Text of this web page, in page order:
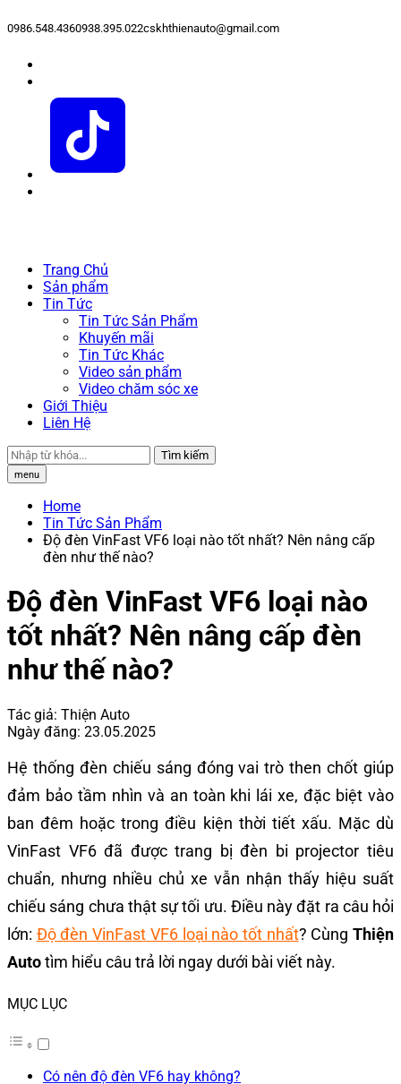
0986.548.4360938.395.022cskhthienauto@gmail.com
Trang Chủ
Sản phẩm
Tin Tức
Tin Tức Sản Phẩm
Khuyến mãi
Tin Tức Khác
Video sản phẩm
Video chăm sóc xe
Giới Thiệu
Liên Hệ
Tìm kiếm
menu
Home
Tin Tức Sản Phẩm
Độ đèn VinFast VF6 loại nào tốt nhất? Nên nâng cấp
đèn như thế nào?
Độ đèn VinFast VF6 loại nào
tốt nhất? Nên nâng cấp đèn
như thế nào?
Tác giả: Thiện Auto
Ngày đăng: 23.05.2025
Hệ thống đèn chiếu sáng đóng vai trò then chốt giúp
đảm bảo tầm nhìn và an toàn khi lái xe, đặc biệt vào
ban đêm hoặc trong điều kiện thời tiết xấu. Mặc dù
VinFast VF6 đã được trang bị đèn bi projector tiêu
chuẩn, nhưng nhiều chủ xe vẫn nhận thấy hiệu suất
chiếu sáng chưa thật sự tối ưu. Điều này đặt ra câu hỏi
lớn: Độ đèn VinFast VF6 loại nào tốt nhất? CùngThiện
Autotìm hiểu câu trả lời ngay dưới bài viết này.
MỤC LỤC
Có nên độ đèn VF6 hay không?